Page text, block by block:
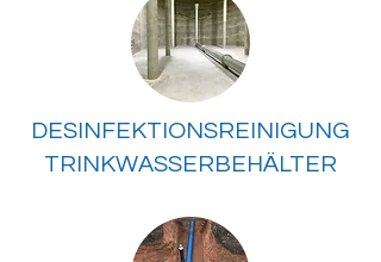
DESINFEKTIONSREINIGUNG
TRINKWASSERBEHÄLTER